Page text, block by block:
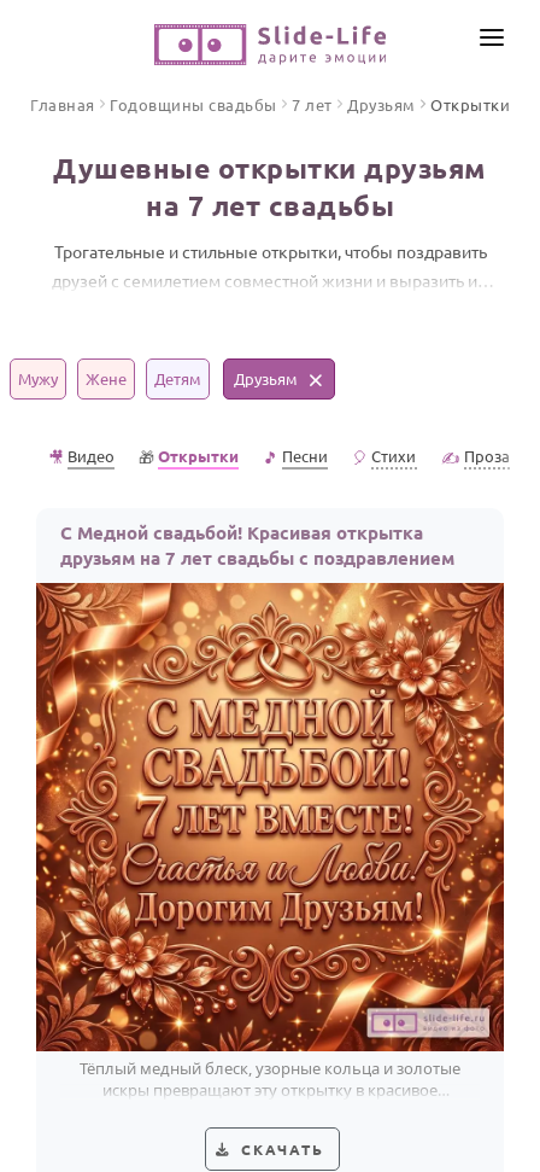
ПО ФОРМАТУ
Видео поздравления
Песни поздравления
Стихи и тексты
С Днем рождения
Свадьба
Годовщина свадьбы
Календарь праздников
КОМУ
Женщине
Мужчине
Маме
Папе
Детям
Все родственники
ПЕРСОНАЛЬНЫЕ
Пожелания
По именам
По годам
ИНСТРУМЕНТЫ
ЦЕНЫ
Главная Годовщины свадьбы 7 лет Друзьям Открытки
Душевные открытки друзьям
на 7 лет свадьбы
Трогательные и стильные открытки, чтобы поздравить
друзей с семилетием совместной жизни и выразить им
Мужу Жене Детям Друзьям
🎥 Видео 🎁Открытки 🎵 Песни 🎈 Стихи ✍️ Проза
С Медной свадьбой! Красивая открытка
друзьям на 7 лет свадьбы с поздравлением
Тёплый медный блеск, узорные кольца и золотые
искры превращают эту открытку в красивое
СКАЧАТЬ